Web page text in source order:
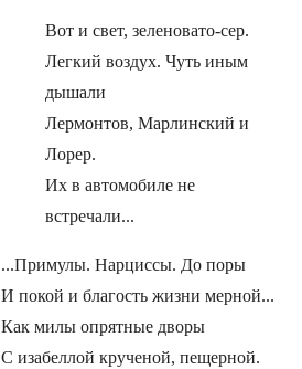
Вот и свет, зеленовато-сер.
Легкий воздух. Чуть иным
дышали
Лермонтов, Марлинский и
Лорер.
Их в автомобиле не
встречали...
...Примулы. Нарциссы. До поры
И покой и благость жизни мерной...
Как милы опрятные дворы
С изабеллой крученой, пещерной.